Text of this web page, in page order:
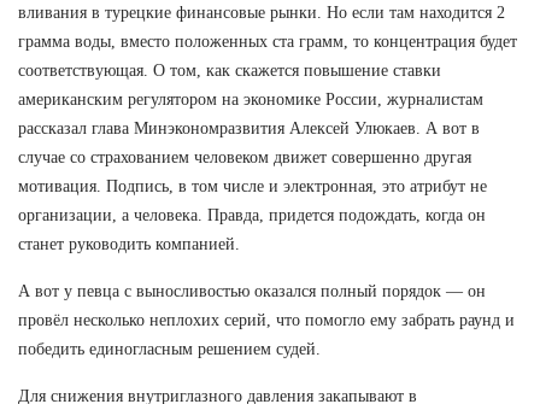
вливания в турецкие финансовые рынки. Но если там находится 2
грамма воды, вместо положенных ста грамм, то концентрация будет
соответствующая. О том, как скажется повышение ставки
американским регулятором на экономике России, журналистам
рассказал глава Минэкономразвития Алексей Улюкаев. А вот в
случае со страхованием человеком движет совершенно другая
мотивация. Подпись, в том числе и электронная, это атрибут не
организации, а человека. Правда, придется подождать, когда он
станет руководить компанией.
А вот у певца с выносливостью оказался полный порядок — он
провёл несколько неплохих серий, что помогло ему забрать раунд и
победить единогласным решением судей.
Для снижения внутриглазного давления закапывают в